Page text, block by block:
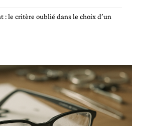
: le critère oublié dans le choix d’un